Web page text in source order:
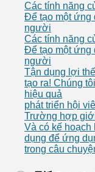
Các tính năng
Để tạo một ứng
người
Các tính năng
Để tạo một ứng
người
Tận dụng lợi
tạo ra! Chúng
hiệu quả
phát triển hội
Trường hợp
Và có kế
dụng để ứng
trong câu